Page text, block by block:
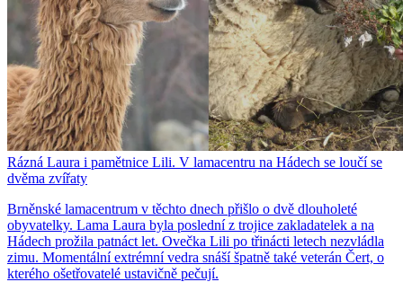
Rázná Laura i pamětnice Lili. V lamacentru na Hádech se loučí se
dvěma zvířaty
Brněnské lamacentrum v těchto dnech přišlo o dvě dlouholeté
obyvatelky. Lama Laura byla poslední z trojice zakladatelek a na
Hádech prožila patnáct let. Ovečka Lili po třinácti letech nezvládla
zimu. Momentální extrémní vedra snáší špatně také veterán Čert, o
kterého ošetřovatelé ustavičně pečují.